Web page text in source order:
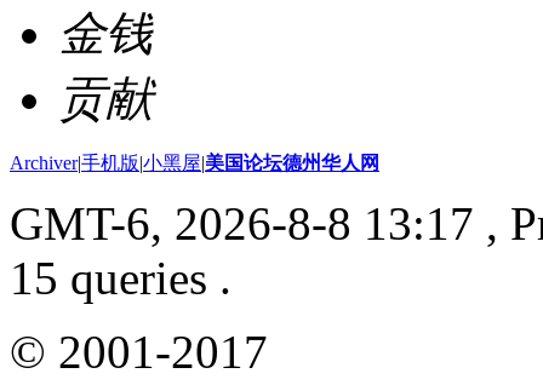
金钱
贡献
Archiver|手机版|小黑屋|美国论坛德州华人网
GMT-6, 2026-8-8 13:17 ,
15 queries .
© 2001-2017